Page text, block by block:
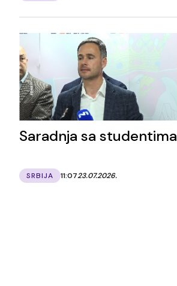
Saradnja sa studentima
SRBIJA 11:0723.07.2026.